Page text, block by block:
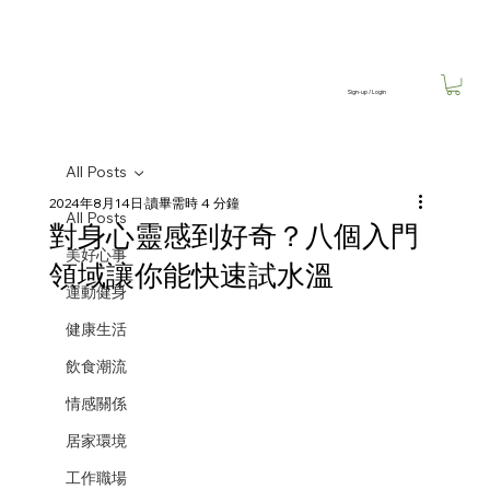
Sign-up / Login
All Posts
美好心事
運動健身
健康生活
飲食潮流
情感關係
居家環境
工作職場
All Posts
對身心靈感到好奇？八個入門
領域讓你能快速試水溫
2024年8月14日 讀畢需時 4 分鐘